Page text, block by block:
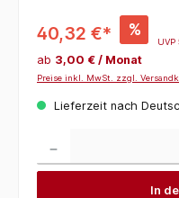
40,32 €* %
UVP
ab 3,00 € / Monat
Preise inkl. MwSt. zzgl.
Lieferzeit nach
In